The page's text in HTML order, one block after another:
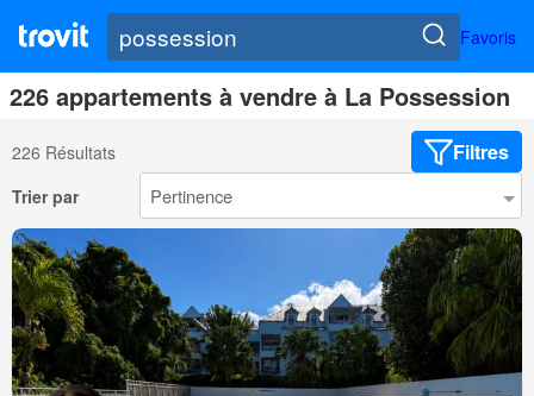
Favoris
226 appartements à vendre à La Possession
226 Résultats Filtres
Trier par